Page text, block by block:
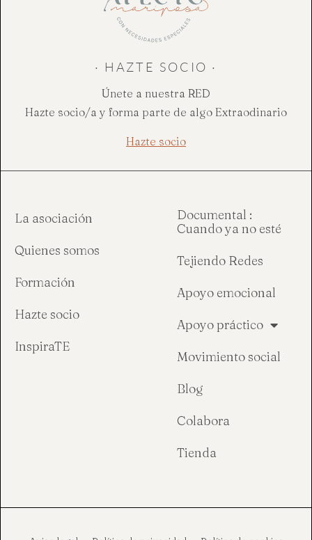
· HAZTE SOCIO ·
Únete a nuestra RED
Hazte socio/a y forma parte de algo Extraodinario
Hazte socio
La asociación
Quienes somos
Formación
Hazte socio
InspiraTE
Documental :
Cuando ya no esté
Tejiendo Redes
Apoyo emocional
Apoyo práctico
Movimiento social
Blog
Colabora
Tienda